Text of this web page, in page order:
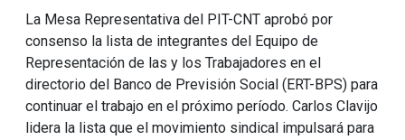
La Mesa Representativa del PIT-CNT aprobó por
consenso la lista de integrantes del Equipo de
Representación de las y los Trabajadores en el
directorio del Banco de Previsión Social (ERT-BPS) para
continuar el trabajo en el próximo período. Carlos Clavijo
lidera la lista que el movimiento sindical impulsará para